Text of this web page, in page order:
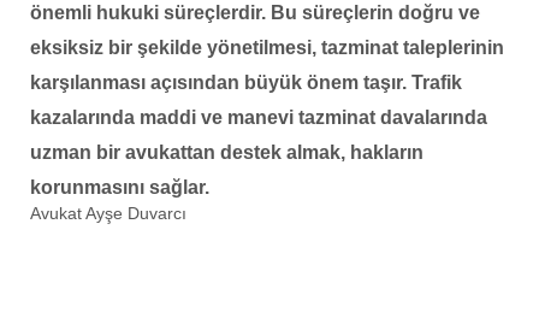
önemli hukuki süreçlerdir. Bu süreçlerin doğru ve
eksiksiz bir şekilde yönetilmesi, tazminat taleplerinin
karşılanması açısından büyük önem taşır. Trafik
kazalarında maddi ve manevi tazminat davalarında
uzman bir avukattan destek almak, hakların
korunmasını sağlar.
Avukat Ayşe Duvarcı